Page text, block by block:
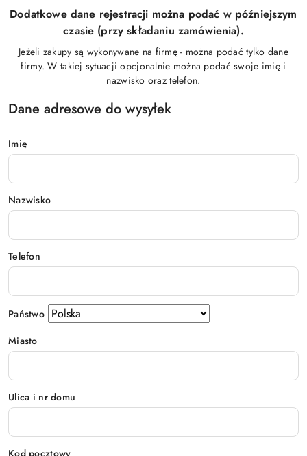
Dodatkowe dane rejestracji można podać w późniejszym
czasie (przy składaniu zamówienia).
Jeżeli zakupy są wykonywane na firmę - można podać tylko dane
firmy. W takiej sytuacji opcjonalnie można podać swoje imię i
nazwisko oraz telefon.
Dane adresowe do wysyłek
Imię
Nazwisko
Telefon
Państwo
Miasto
Ulica i nr domu
Kod pocztowy